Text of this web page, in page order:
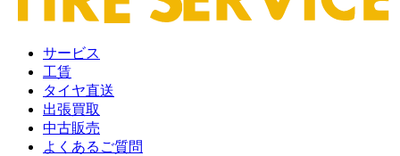
サービス
工賃
タイヤ直送
出張買取
中古販売
よくあるご質問